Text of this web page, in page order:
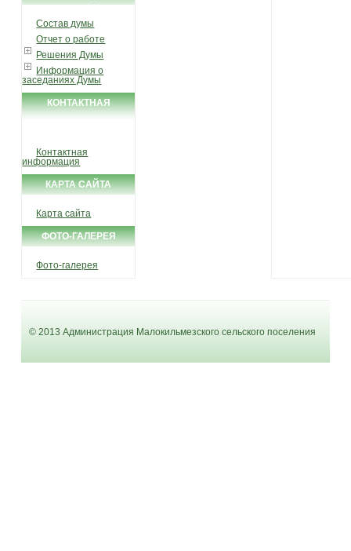
Состав думы
Отчет о работе
Решения Думы
Информация о
заседаниях Думы
КОНТАКТНАЯ
Контактная
информация
КАРТА САЙТА
Карта сайта
ФОТО-ГАЛЕРЕЯ
Фото-галерея
© 2013 Администрация Малокильмезского сельского поселения